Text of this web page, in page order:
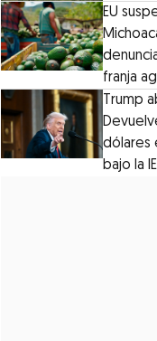
EU
franja
Trump
dólares
bajo la